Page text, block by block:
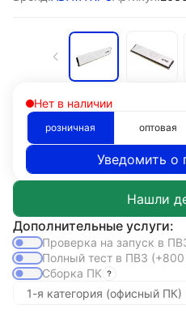
Нет в наличии
розничная оптовая
Уведомить о
Дополнительные услуги:
Проверка на запуск в
Полный тест в ПВЗ (+800
Сборка ПК